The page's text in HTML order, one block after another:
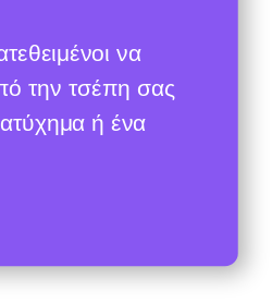
να
την τσέπη σας
ή ένα